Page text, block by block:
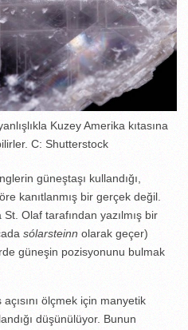
Kuzey Amerika kıtasına
C: Shutterstock
güneştaşı kullandığı,
kanıtlanmış bir gerçek değil.
Olaf tarafından yazılmış bir
sólarsteinn olarak geçer)
güneşin pozisyonunu bulmak
ölçmek için manyetik
düşünülüyor. Bunun